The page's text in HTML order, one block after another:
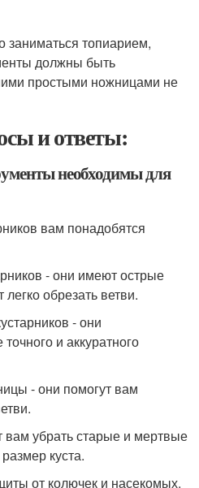
топиарием,
должны быть
простыми ножницами не
и ответы:
необходимы для
вам понадобятся
- они имеют острые
обрезать ветви.
- они
и аккуратного
- они помогут вам
убрать старые и мертвые
куста.
от колючек и насекомых.